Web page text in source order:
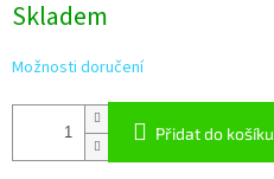
cena:
Skladem
Možnosti doručení
Přidat do košíku